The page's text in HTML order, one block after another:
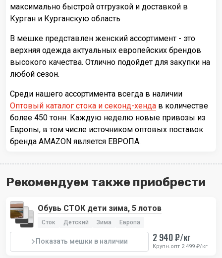
максимально быстрой отгрузкой и доставкой в
Курган и Курганскую область
В мешке представлен женский ассортимент - это
верхняя одежда актуальных европейских брендов
высокого качества. Отлично подойдет для закупки на
любой сезон.
Среди нашего ассортимента всегда в наличии
Оптовый каталог стока и секонд-хенда в количестве
более 450 тонн. Каждую неделю новые привозы из
Европы, в том числе источником оптовых поставок
бренда AMAZON является ЕВРОПА.
Рекомендуем также приобрести
Обувь СТОК дети зима, 5 лотов
Сток Детский Зима Европа
Показать мешки в наличии 2 940 ₽/кг
Крупн.опт 2 499 ₽/кг